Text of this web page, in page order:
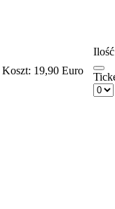
Koszt: 19,90 Euro